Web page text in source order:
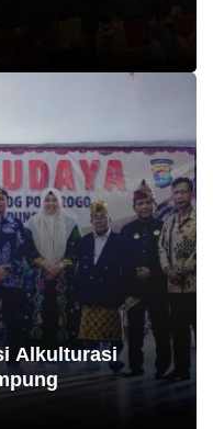
Alkulturasi